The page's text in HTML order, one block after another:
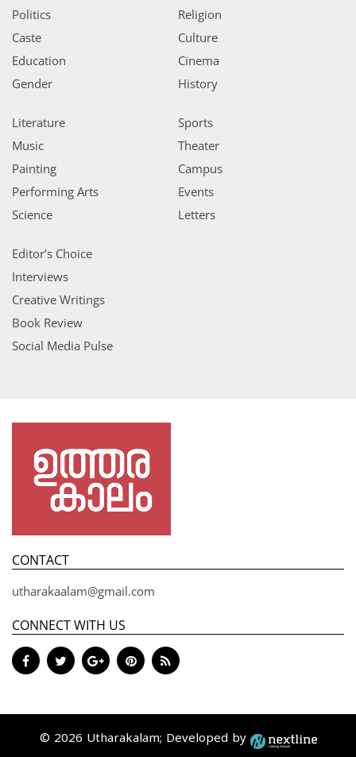
Politics
Caste
Education
Gender
Religion
Culture
Cinema
History
Literature
Music
Painting
Performing Arts
Science
Sports
Theater
Campus
Events
Letters
Editor’s Choice
Interviews
Creative Writings
Book Review
Social Media Pulse
CONTACT
utharakaalam@gmail.com
CONNECT WITH US
© 2026 Utharakalam; Developed by